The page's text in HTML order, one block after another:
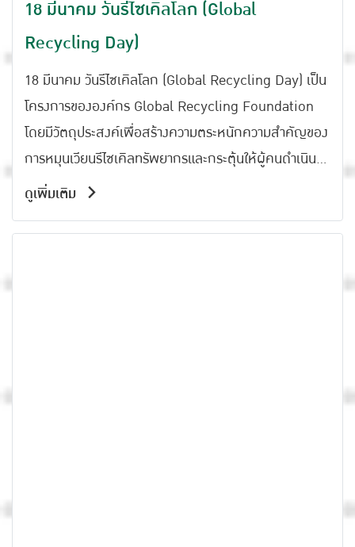
18 มีนาคม วันรีไซเคิลโลก (Global
Recycling Day)
18 มีนาคม วันรีไซเคิลโลก (Global Recycling Day) เป็น
โครงการขององค์กร Global Recycling Foundation
โดยมีวัตถุประสงค์เพื่อสร้างความตระหนักความสำคัญของ
การหมุนเวียนรีไซเคิลทรัพยากรและกระตุ้นให้ผู้คนดำเนิน
การเพื่อลดขยะและรักษาสิ่งแวดล้อม
ดูเพิ่มเติม